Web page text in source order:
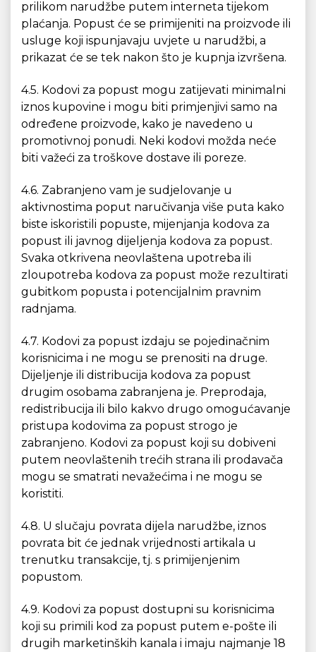
prilikom narudžbe putem interneta tijekom
plaćanja. Popust će se primijeniti na proizvode ili
usluge koji ispunjavaju uvjete u narudžbi, a
prikazat će se tek nakon što je kupnja izvršena.
4.5. Kodovi za popust mogu zatijevati minimalni
iznos kupovine i mogu biti primjenjivi samo na
određene proizvode, kako je navedeno u
promotivnoj ponudi. Neki kodovi možda neće
biti važeći za troškove dostave ili poreze.
4.6. Zabranjeno vam je sudjelovanje u
aktivnostima poput naručivanja više puta kako
biste iskoristili popuste, mijenjanja kodova za
popust ili javnog dijeljenja kodova za popust.
Svaka otkrivena neovlaštena upotreba ili
zloupotreba kodova za popust može rezultirati
gubitkom popusta i potencijalnim pravnim
radnjama.
4.7. Kodovi za popust izdaju se pojedinačnim
korisnicima i ne mogu se prenositi na druge.
Dijeljenje ili distribucija kodova za popust
drugim osobama zabranjena je. Preprodaja,
redistribucija ili bilo kakvo drugo omogućavanje
pristupa kodovima za popust strogo je
zabranjeno. Kodovi za popust koji su dobiveni
putem neovlaštenih trećih strana ili prodavača
mogu se smatrati nevažećima i ne mogu se
koristiti.
4.8. U slučaju povrata dijela narudžbe, iznos
povrata bit će jednak vrijednosti artikala u
trenutku transakcije, tj. s primijenjenim
popustom.
4.9. Kodovi za popust dostupni su korisnicima
koji su primili kod za popust putem e-pošte ili
drugih marketinških kanala i imaju najmanje 18